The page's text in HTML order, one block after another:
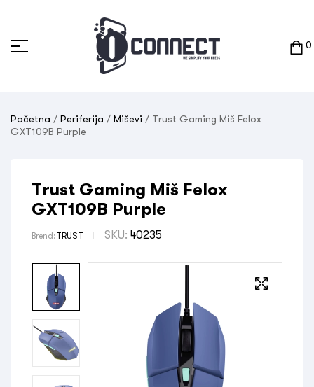
0
Početna / Periferija / Miševi / Trust Gaming Miš Felox
GXT109B Purple
Trust Gaming Miš Felox
GXT109B Purple
Brend:TRUST SKU: 40235